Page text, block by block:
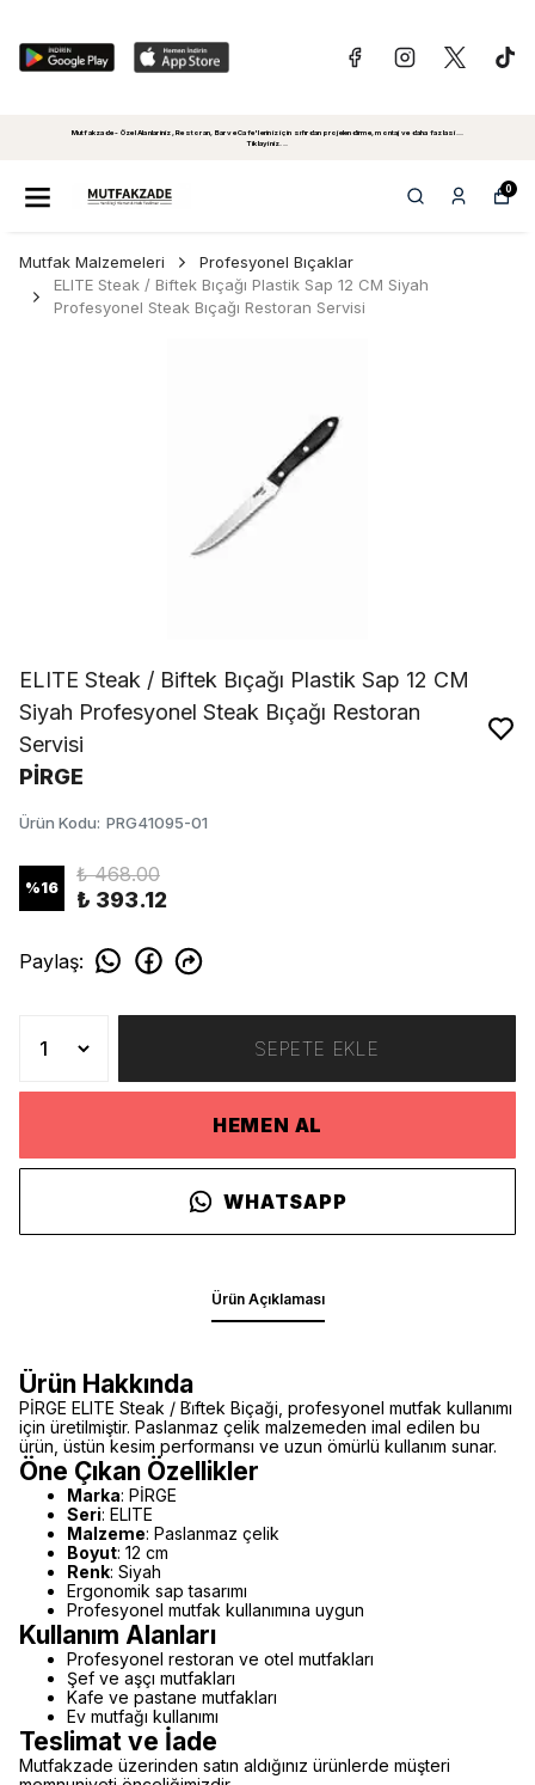
Mutfakzade - Özel Alanlariniz, Restoran, Bar ve Cafe'leriniz için sıfırdan projelendirme, montaj ve daha fazlasi...
Tiklayiniz...
0
Mutfak Malzemeleri
Profesyonel Bıçaklar
ELITE Steak / Biftek Bıçağı Plastik Sap 12 CM Siyah
Profesyonel Steak Bıçağı Restoran Servisi
ELITE Steak / Biftek Bıçağı Plastik Sap 12 CM
Siyah Profesyonel Steak Bıçağı Restoran
Servisi
PİRGE
Ürün Kodu: PRG41095-01
%16
₺ 468.00
₺ 393.12
Paylaş:
SEPETE EKLE
HEMEN AL
WHATSAPP
Ürün Açıklaması
Ürün Hakkında
PİRGE ELITE Steak / Bi̇ftek Biçaği, profesyonel mutfak kullanımı
için üretilmiştir. Paslanmaz çelik malzemeden imal edilen bu
ürün, üstün kesim performansı ve uzun ömürlü kullanım sunar.
Öne Çıkan Özellikler
Marka: PİRGE
Seri: ELITE
Malzeme: Paslanmaz çelik
Boyut: 12 cm
Renk: Siyah
Ergonomik sap tasarımı
Profesyonel mutfak kullanımına uygun
Kullanım Alanları
Profesyonel restoran ve otel mutfakları
Şef ve aşçı mutfakları
Kafe ve pastane mutfakları
Ev mutfağı kullanımı
Teslimat ve İade
Mutfakzade üzerinden satın aldığınız ürünlerde müşteri